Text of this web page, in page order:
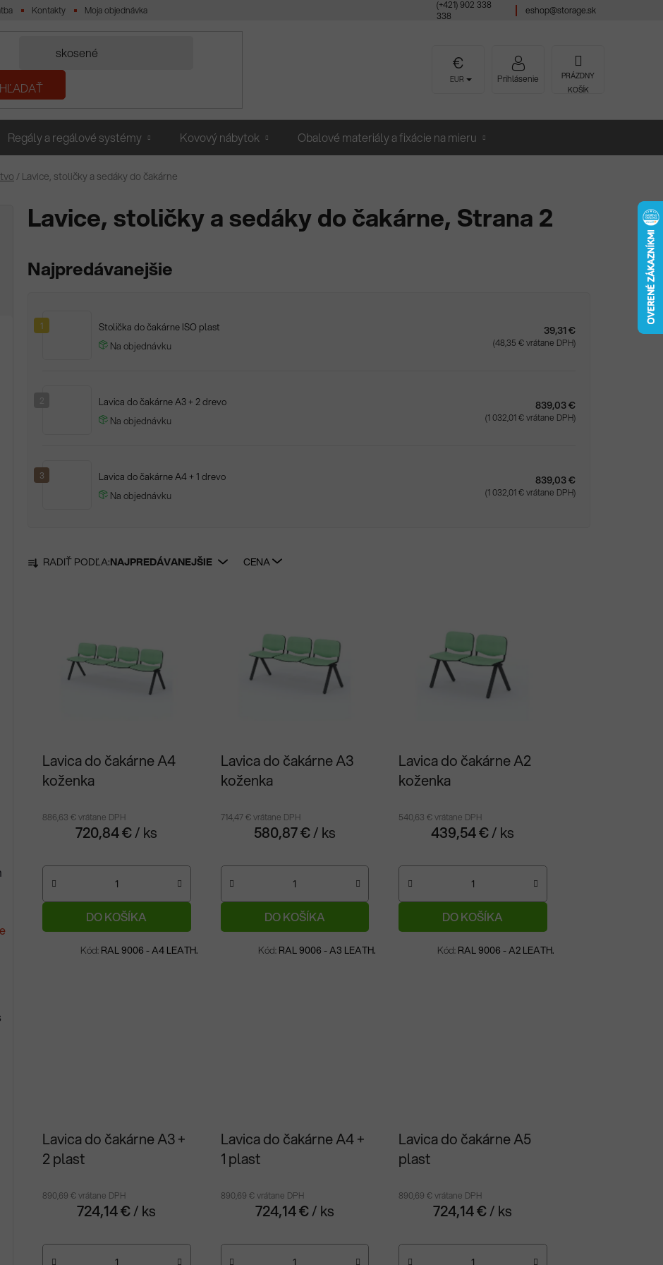
Kontakty Moja objednávka
(+421) 902 338
338
eshop@storage.sk
HĽADAŤ
EUR Prihlásenie NÁKUPNÝ
KOŠÍK
PRÁZDNY
KOŠÍK
Regály a regálové systémy Kovový nábytok Obalové materiály a fixácie na mieru
/ Lavice, stoličky a sedáky do čakárne
Lavice, stoličky a sedáky do čakárne, Strana 2
Najpredávanejšie
1
Stolička do čakárne ISO plast
Na objednávku
39,31 €
(48,35 € vrátane DPH)
Lavica do čakárne A3 + 2 drevo
Na objednávku
839,03 €
(1 032,01 € vrátane DPH)
3
Lavica do čakárne A4 + 1 drevo
Na objednávku
839,03 €
(1 032,01 € vrátane DPH)
RADIŤ PODĽA:NAJPREDÁVANEJŠIE CENA
Lavica do čakárne A4
koženka
886,63 € vrátane DPH
720,84 €/ ks
DO KOŠÍKA
Na objednávku
Kód: RAL 9006 - A4 LEATH.
Lavica do čakárne A3
koženka
714,47 € vrátane DPH
580,87 €/ ks
DO KOŠÍKA
Na objednávku
Kód: RAL 9006 - A3 LEATH.
Lavica do čakárne A2
koženka
540,63 € vrátane DPH
439,54 €/ ks
DO KOŠÍKA
Na objednávku
Kód: RAL 9006 - A2 LEATH.
Lavica do čakárne A3 +
2 plast
890,69 € vrátane DPH
724,14 €/ ks
Lavica do čakárne A4 +
1 plast
890,69 € vrátane DPH
724,14 €/ ks
Lavica do čakárne A5
plast
890,69 € vrátane DPH
724,14 €/ ks